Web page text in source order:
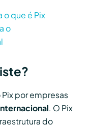
o que é Pix
o
por empresas
. O Pix
do